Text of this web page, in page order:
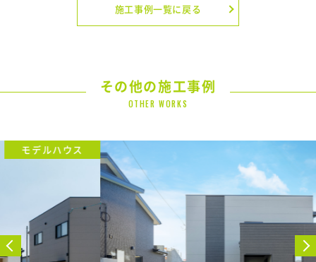
施工事例一覧に戻る
その他の施工事例
OTHER WORKS